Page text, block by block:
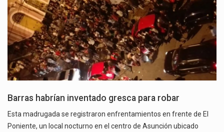
Barras habrían inventado gresca para robar
Esta madrugada se registraron enfrentamientos en frente de El
Poniente, un local nocturno en el centro de Asunción ubicado